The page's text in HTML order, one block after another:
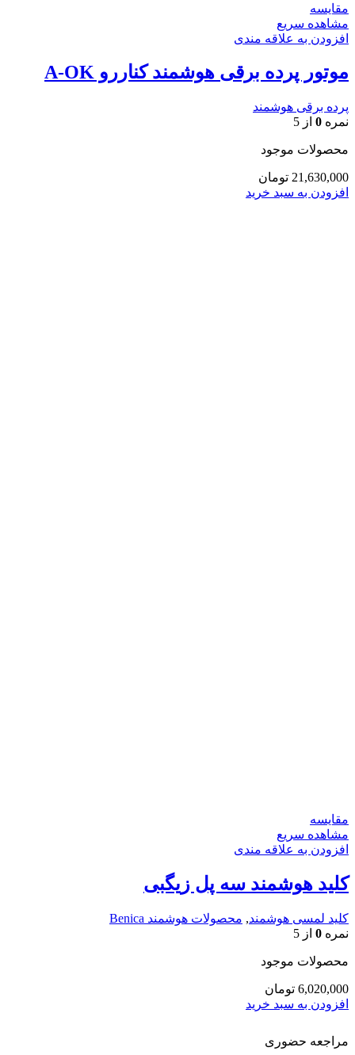
مقایسه
مشاهده سریع
افزودن به علاقه مندی
موتور پرده برقی هوشمند کناررو A-OK
پرده برقی هوشمند
نمره 0 از 5
محصولات موجود
21,630,000 تومان
افزودن به سبد خرید
مقایسه
مشاهده سریع
افزودن به علاقه مندی
کلید هوشمند سه پل زیگبی
کلید لمسی هوشمند, محصولات هوشمند Benica
نمره 0 از 5
محصولات موجود
6,020,000 تومان
افزودن به سبد خرید
مراجعه حضوری